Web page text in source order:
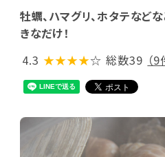
牡蠣、ハマグリ、ホタテな
きなだけ！
4.3 ★★★★☆ 総数39 （9